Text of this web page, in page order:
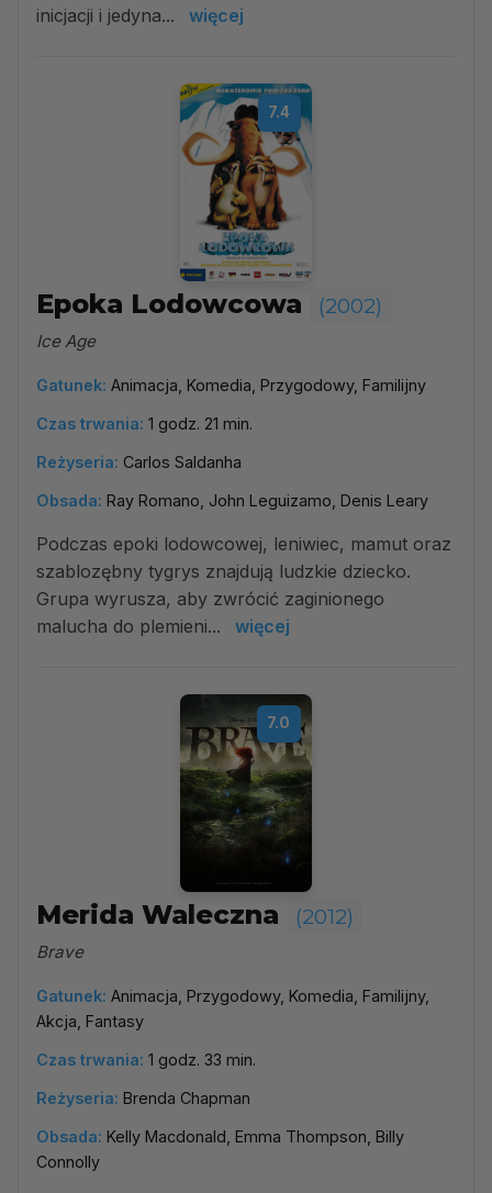
inicjacji i jedyna...
więcej
7.4
Epoka Lodowcowa (2002)
Ice Age
Gatunek: Animacja, Komedia, Przygodowy, Familijny
Czas trwania: 1 godz. 21 min.
Reżyseria: Carlos Saldanha
Obsada: Ray Romano, John Leguizamo, Denis Leary
Podczas epoki lodowcowej, leniwiec, mamut oraz
szablozębny tygrys znajdują ludzkie dziecko.
Grupa wyrusza, aby zwrócić zaginionego
malucha do plemieni...
więcej
7.0
Merida Waleczna (2012)
Brave
Gatunek: Animacja, Przygodowy, Komedia, Familijny,
Akcja, Fantasy
Czas trwania: 1 godz. 33 min.
Reżyseria: Brenda Chapman
Obsada: Kelly Macdonald, Emma Thompson, Billy
Connolly